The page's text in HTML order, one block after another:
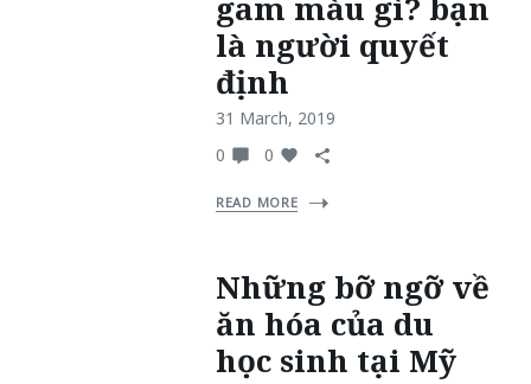
là người quyết
định
31 March, 2019
0
0
READ MORE
Những bỡ ngỡ về
ăn hóa của du
học sinh tại Mỹ